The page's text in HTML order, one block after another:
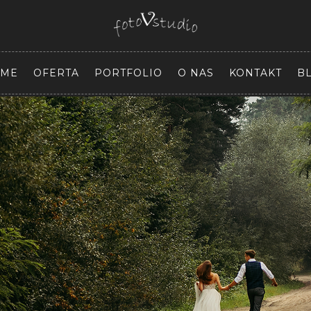
OFERTA PORTFOLIO O NAS KONTAKT